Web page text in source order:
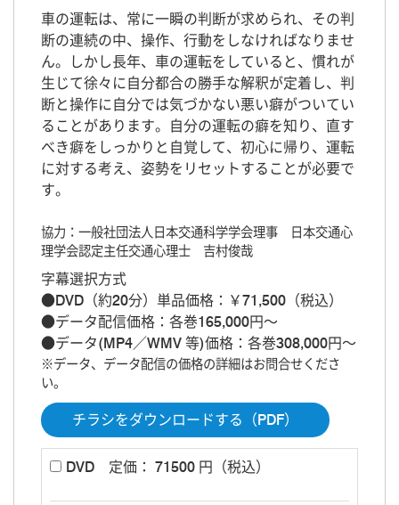
車の運転は、常に一瞬の判断が求められ、その判
断の連続の中、操作、行動をしなければなりませ
ん。しかし長年、車の運転をしていると、慣れが
生じて徐々に自分都合の勝手な解釈が定着し、判
断と操作に自分では気づかない悪い癖がついてい
ることがあります。自分の運転の癖を知り、直す
べき癖をしっかりと自覚して、初心に帰り、運転
に対する考え、姿勢をリセットすることが必要で
す。
協力：一般社団法人日本交通科学学会理事 日本交通心
理学会認定主任交通心理士 吉村俊哉
字幕選択方式
●DVD（約20分）単品価格：￥71,500（税込）
●データ配信価格：各巻165,000円～
●データ(MP4／WMV 等)価格：各巻308,000円～
※データ、データ配信の価格の詳細はお問合せくださ
い。
チラシをダウンロードする（PDF）
DVD 定価： 71500 円（税込）